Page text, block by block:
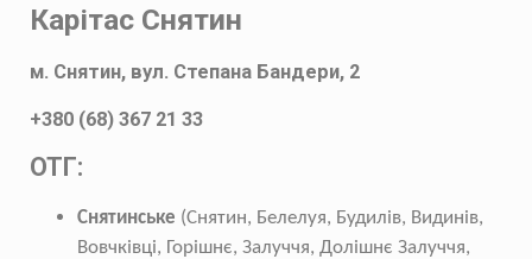
Карітас Снятин
м. Снятин, вул. Степана Бандери, 2
+380 (68) 367 21 33
ОТГ:
Снятинське (Снятин, Белелуя, Будилів, Видинів,
Вовчківці, Горішнє, Залуччя, Долішнє Залуччя,